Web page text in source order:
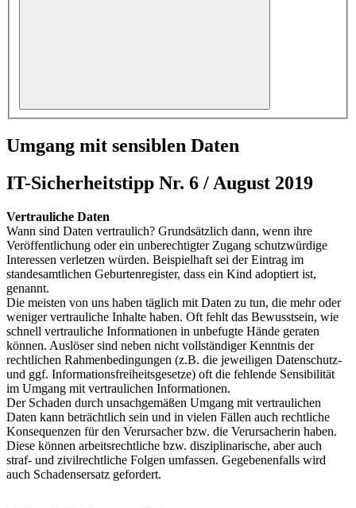
Umgang mit sensiblen Daten
IT-Sicherheitstipp Nr. 6 / August 2019
Vertrauliche Daten
Wann sind Daten vertraulich? Grundsätzlich dann, wenn ihre
Veröffentlichung oder ein unberechtigter Zugang schutzwürdige
Interessen verletzen würden. Beispielhaft sei der Eintrag im
standesamtlichen Geburtenregister, dass ein Kind adoptiert ist,
genannt.
Die meisten von uns haben täglich mit Daten zu tun, die mehr oder
weniger vertrauliche Inhalte haben. Oft fehlt das Bewusstsein, wie
schnell vertrauliche Informationen in unbefugte Hände geraten
können. Auslöser sind neben nicht vollständiger Kenntnis der
rechtlichen Rahmenbedingungen (z.B. die jeweiligen Datenschutz-
und ggf. Informationsfreiheitsgesetze) oft die fehlende Sensibilität
im Umgang mit vertraulichen Informationen.
Der Schaden durch unsachgemäßen Umgang mit vertraulichen
Daten kann beträchtlich sein und in vielen Fällen auch rechtliche
Konsequenzen für den Verursacher bzw. die Verursacherin haben.
Diese können arbeitsrechtliche bzw. disziplinarische, aber auch
straf- und zivilrechtliche Folgen umfassen. Gegebenenfalls wird
auch Schadensersatz gefordert.